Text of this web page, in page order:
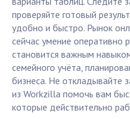
проверяйте готовый
удобно и быстро. Рынок
сейчас умение оперативно
становится важным
семейного учёта,
бизнеса. Не откладывайте
из Workzilla помочь вам
которые действительно